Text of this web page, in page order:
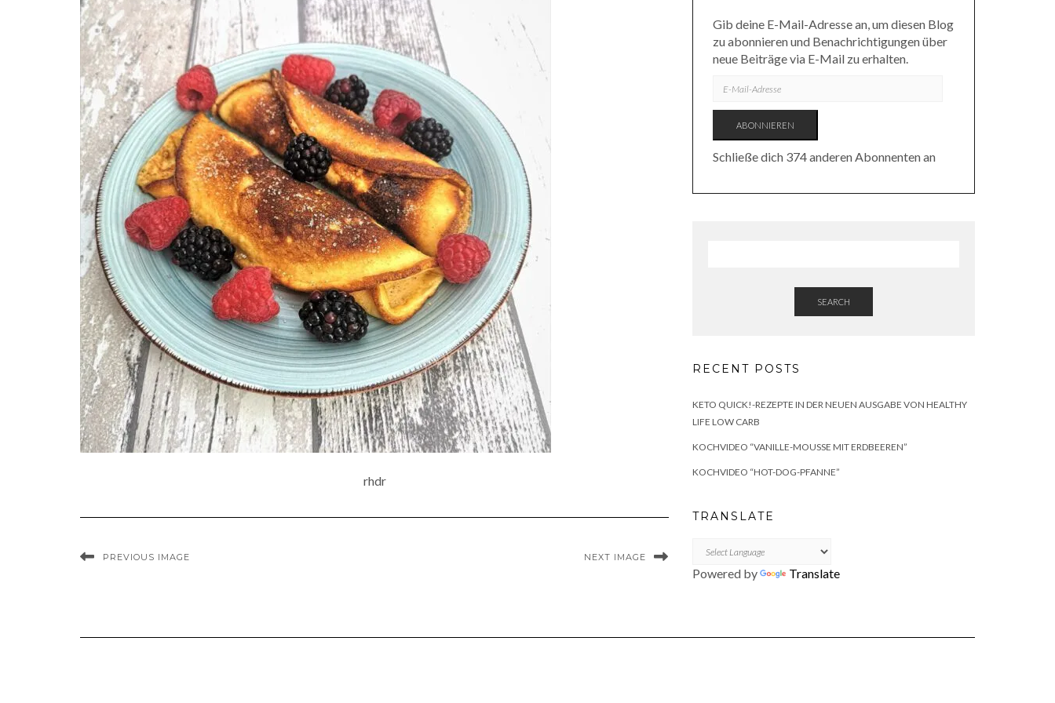
rhdr
PREVIOUS IMAGE NEXT IMAGE
Gib deine E-Mail-Adresse an, um diesen Blog
zu abonnieren und Benachrichtigungen über
neue Beiträge via E-Mail zu erhalten.
MAIL-
ABONNIEREN
Schließe dich 374 anderen Abonnenten an
SEARCH
RECENT POSTS
KETO QUICK!-REZEPTE IN DER NEUEN AUSGABE VON HEALTHY
LIFE LOW CARB
KOCHVIDEO “VANILLE-MOUSSE MIT ERDBEEREN”
KOCHVIDEO “HOT-DOG-PFANNE”
TRANSLATE
Powered by Translate